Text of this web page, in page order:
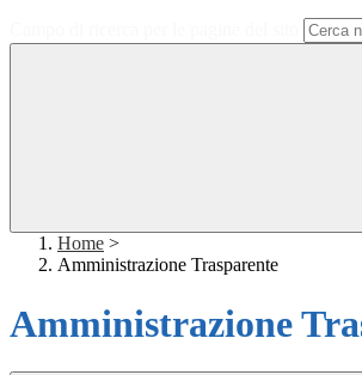
Home >
Amministrazione Trasparente
Amministrazione